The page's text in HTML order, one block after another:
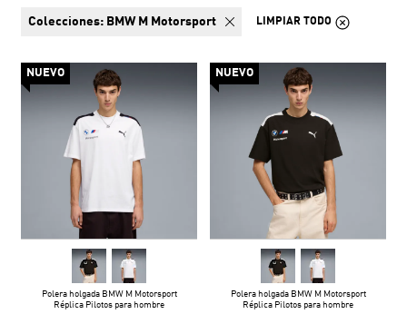
colecciones: BMW M Motorsport LIMPIAR TODO
NUEVO
Polera holgada BMW M Motorsport
Réplica Pilotos para hombre
NUEVO
Polera holgada BMW M Motorsport
Réplica Pilotos para hombre